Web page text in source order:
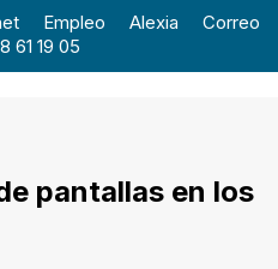
Empleo Alexia
Correo
61 19 05
pantallas en los